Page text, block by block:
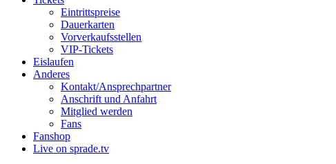
Eintrittspreise
Dauerkarten
Vorverkaufsstellen
VIP-Tickets
Eislaufen
Anderes
Kontakt/Ansprechpartner
Anschrift und Anfahrt
Mitglied werden
Fans
Fanshop
Live on sprade.tv